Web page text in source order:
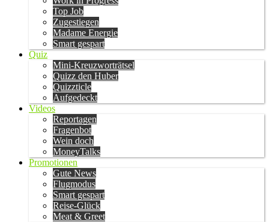
Top Job
Zugestiegen
Madame Energie
Smart gespart
Quiz
Mini-Kreuzworträtsel
Quizz den Huber
Quizzticle
Aufgedeckt
Videos
Reportagen
Fragenbot
Wein doch
MoneyTalks
Promotionen
Gute News
Flugmodus
Smart gespart
Reise-Glück
Meat & Greet